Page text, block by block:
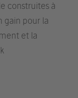
construites à
gain pour la
et la